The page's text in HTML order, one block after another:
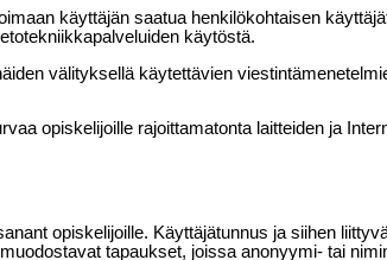
käyttäjän saatua henkilökohtaisen
käytöstä.
välityksellä käytettävien
opiskelijoille rajoittamatonta laitteiden ja
opiskelijoille. Käyttäjätunnus ja siihen
tapaukset, joissa anonyymi- tai